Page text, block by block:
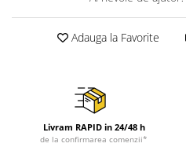
Adauga la Favorite
Livram RAPID in 24/48 h
de la confirmarea comenzii*